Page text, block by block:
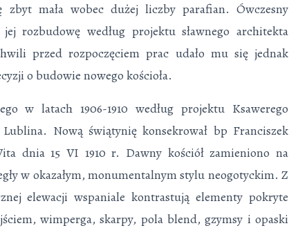
mała wobec dużej liczby para­fian. Ówczesny
rozbudowę we­dług projektu sławnego architekta
przed rozpoczęciem prac udało mu się jednak
o budowie nowego kościoła.
w latach 1906-1910 według pro­jektu Ksawerego
Nową świątynię konsekrował bp Franciszek
dnia 15 VI 1910 r. Dawny kościół zamieniono na
w okazałym, monumentalnym stylu neogotyckim. Z
elewacji wspaniale kontrastują elementy pokryte
wimperga, skarpy, pola blend, gzymsy i opaski